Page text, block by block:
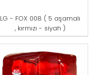
LG - FOX 008 ( 5 aşamalı
, kırmızı - siyah )